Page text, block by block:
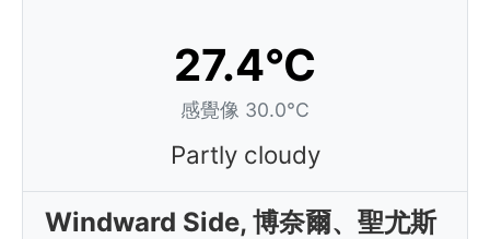
27.4°C
感覺像 30.0°C
Partly cloudy
Windward Side, 博奈爾、聖尤斯